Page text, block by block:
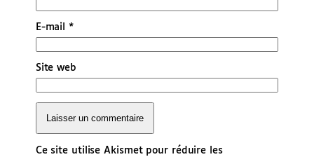
E-mail*
Site web
Ce site utilise Akismet pour réduire les